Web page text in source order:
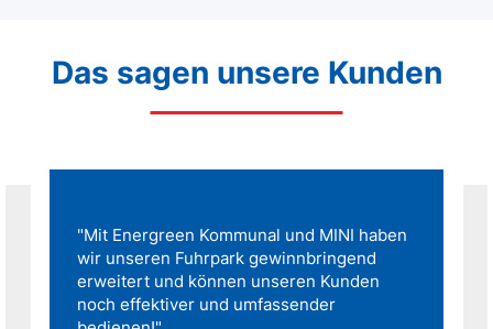
Das sagen unsere Kunden
"Mit Energreen Kommunal und MINI haben
wir unseren Fuhrpark gewinnbringend
erweitert und können unseren Kunden
noch effektiver und umfassender